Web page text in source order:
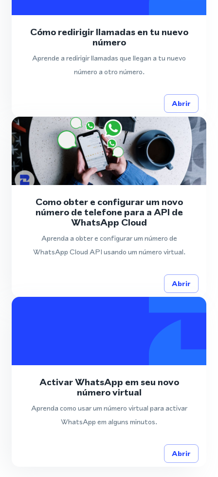
Cómo redirigir llamadas en tu nuevo
número
Aprende a redirigir llamadas que llegan a tu nuevo
número a otro número.
Abrir
Como obter e configurar um novo
número de telefone para a API de
WhatsApp Cloud
Aprenda a obter e configurar um número de
WhatsApp Cloud API usando um número virtual.
Abrir
Activar WhatsApp em seu novo
número virtual
Aprenda como usar um número virtual para activar
WhatsApp em alguns minutos.
Abrir